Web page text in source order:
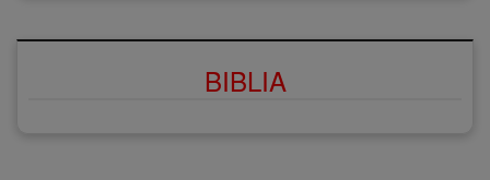
BIBLIA